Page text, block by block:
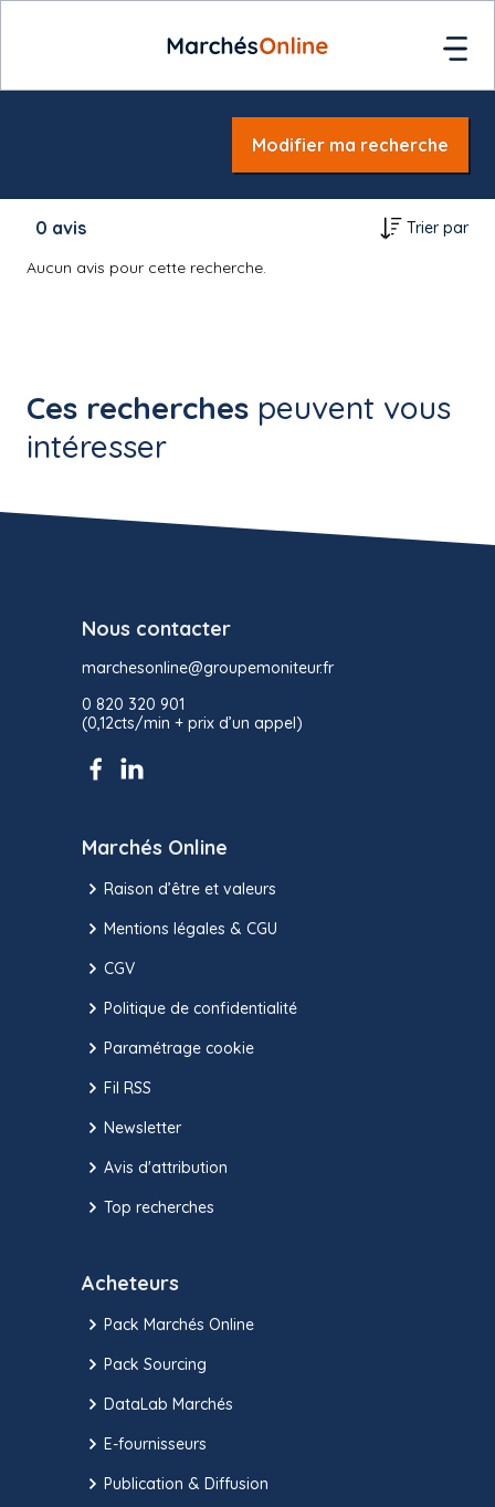
Modifier ma recherche
0 avis Trier par
Aucun avis pour cette recherche.
Ces recherches peuvent vous
intéresser
Nous contacter
marchesonline@groupemoniteur.fr
0 820 320 901
(0,12cts/min + prix d’un appel)
Marchés Online
Raison d’être et valeurs
Mentions légales & CGU
CGV
Politique de confidentialité
Paramétrage cookie
Fil RSS
Newsletter
Avis d'attribution
Top recherches
Acheteurs
Pack Marchés Online
Pack Sourcing
DataLab Marchés
E-fournisseurs
Publication & Diffusion